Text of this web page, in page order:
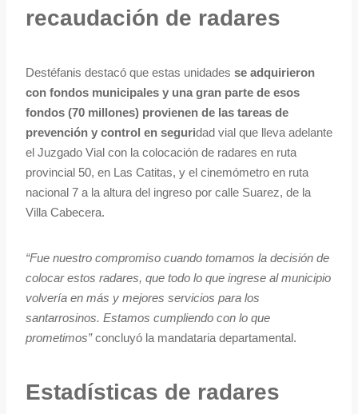
recaudación de radares
Destéfanis destacó que estas unidades se adquirieron
con fondos municipales y una gran parte de esos
fondos (70 millones) provienen de las tareas de
prevención y control en seguridad vial que lleva adelante
el Juzgado Vial con la colocación de radares en ruta
provincial 50, en Las Catitas, y el cinemómetro en ruta
nacional 7 a la altura del ingreso por calle Suarez, de la
Villa Cabecera.
“Fue nuestro compromiso cuando tomamos la decisión de
colocar estos radares, que todo lo que ingrese al municipio
volvería en más y mejores servicios para los
santarrosinos. Estamos cumpliendo con lo que
prometimos”concluyó la mandataria departamental.
Estadísticas de radares